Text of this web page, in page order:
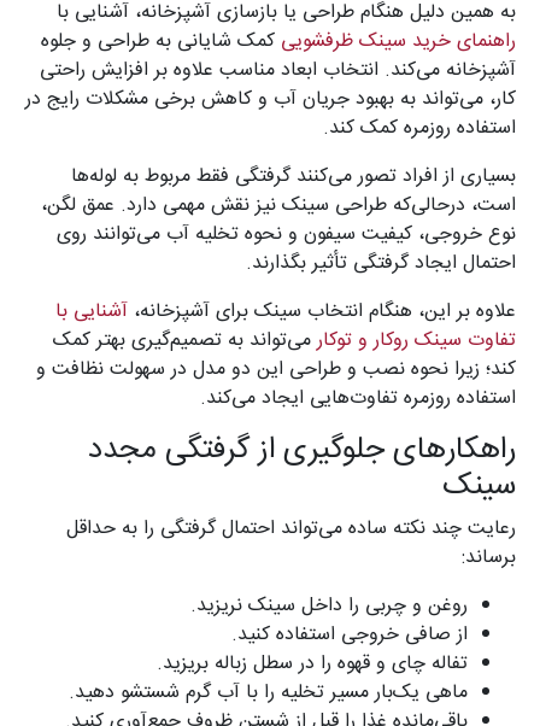
به همین دلیل هنگام طراحی یا بازسازی آشپزخانه، آشنایی با
راهنمای خرید سینک ظرفشویی کمک شایانی به طراحی و جلوه
آشپزخانه می‌کند. انتخاب ابعاد مناسب علاوه بر افزایش راحتی
کار، می‌تواند به بهبود جریان آب و کاهش برخی مشکلات رایج در
استفاده روزمره کمک کند.
بسیاری از افراد تصور می‌کنند گرفتگی فقط مربوط به لوله‌ها
است، درحالی‌که طراحی سینک نیز نقش مهمی دارد. عمق لگن،
نوع خروجی، کیفیت سیفون و نحوه تخلیه آب می‌توانند روی
احتمال ایجاد گرفتگی تأثیر بگذارند.
علاوه بر این، هنگام انتخاب سینک برای آشپزخانه، آشنایی با
تفاوت سینک روکار و توکارمی‌تواند به تصمیم‌گیری بهتر کمک
کند؛ زیرا نحوه نصب و طراحی این دو مدل در سهولت نظافت و
استفاده روزمره تفاوت‌هایی ایجاد می‌کند.
راهکارهای جلوگیری از گرفتگی مجدد
سینک
رعایت چند نکته ساده می‌تواند احتمال گرفتگی را به حداقل
برساند:
روغن و چربی را داخل سینک نریزید.
از صافی خروجی استفاده کنید.
تفاله چای و قهوه را در سطل زباله بریزید.
ماهی یک‌بار مسیر تخلیه را با آب گرم شستشو دهید.